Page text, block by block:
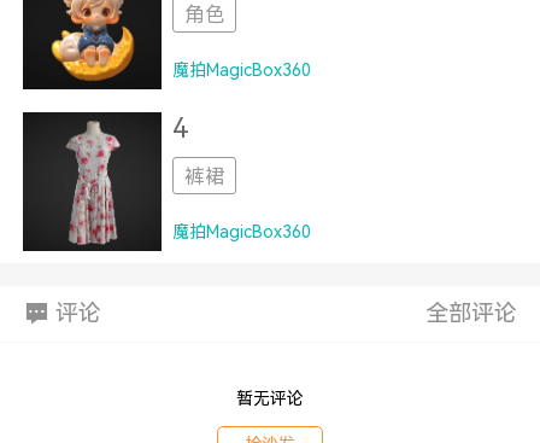
角色
魔拍MagicBox360
4
裤裙
魔拍MagicBox360
评论 全部评论
暂无评论